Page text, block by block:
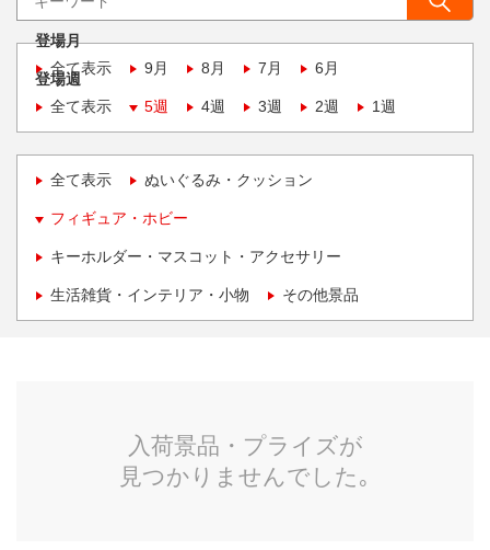
登場月
全て表示
9月 8月 7月 6月
登場週
全て表示
5週 4週 3週 2週 1週
全て表示 ぬいぐるみ・クッション
フィギュア・ホビー
キーホルダー・マスコット・アクセサリー
生活雑貨・インテリア・小物 その他景品